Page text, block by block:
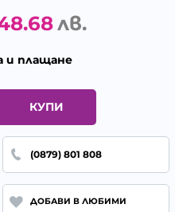
лв.
и плащане
КУПИ
(0879) 801 808
ДОБАВИ В ЛЮБИМИ